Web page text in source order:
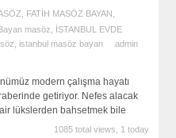
FATİH MASÖZ BAYAN
masöz
İSTANBUL EVDE
istanbul masöz bayan
admin
modern çalışma hayatı
getiriyor. Nefes alacak
lükslerden bahsetmek bile
1085 total views, 1 today